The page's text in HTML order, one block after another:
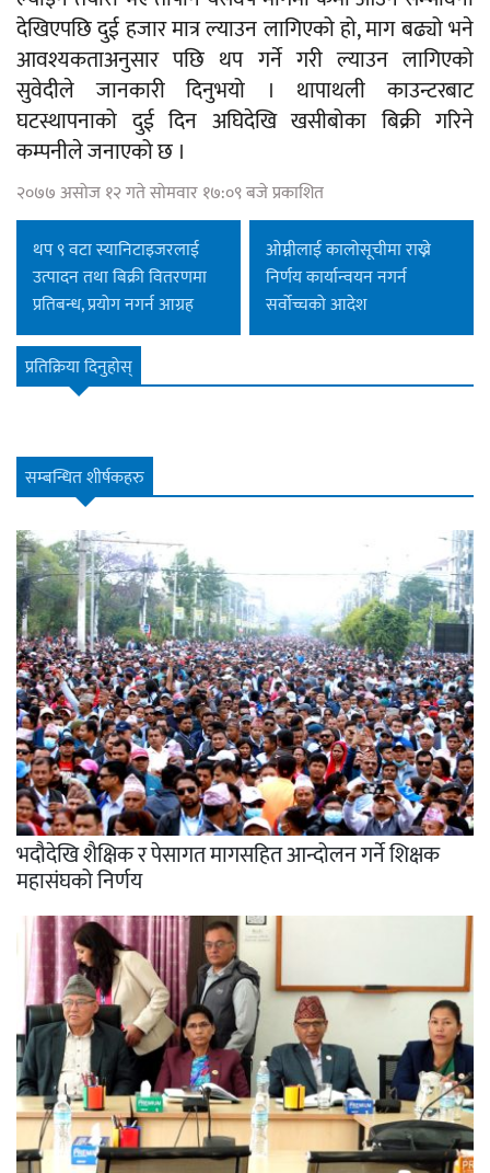
देखिएपछि दुई हजार मात्र ल्याउन लागिएको हो, माग बढ्यो भने
आवश्यकताअनुसार पछि थप गर्ने गरी ल्याउन लागिएको
सुवेदीले जानकारी दिनुभयो । थापाथली काउन्टरबाट
घटस्थापनाको दुई दिन अघिदेखि खसीबोका बिक्री गरिने
कम्पनीले जनाएको छ ।
२०७७ असोज १२ गते सोमवार १७:०९ बजे प्रकाशित
थप ९ वटा स्यानिटाइजरलाई
उत्पादन तथा बिक्री वितरणमा
प्रतिबन्ध, प्रयोग नगर्न आग्रह
ओम्नीलाई कालोसूचीमा राख्ने
निर्णय कार्यान्वयन नगर्न
सर्वोच्चको आदेश
प्रतिक्रिया दिनुहोस्
सम्बन्धित शीर्षकहरु
भदौदेखि शैक्षिक र पेसागत मागसहित आन्दोलन गर्ने शिक्षक
महासंघको निर्णय